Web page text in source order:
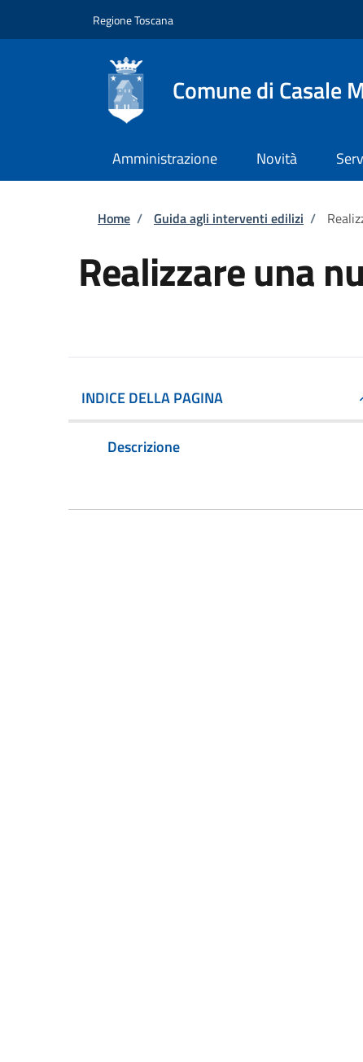
Regione Toscana
Comune di Casale
Amministrazione Novità
Briciole di pane
Home / Guida agli interventi edilizi /
Realizzare una
INDICE DELLA PAGINA
Descrizione